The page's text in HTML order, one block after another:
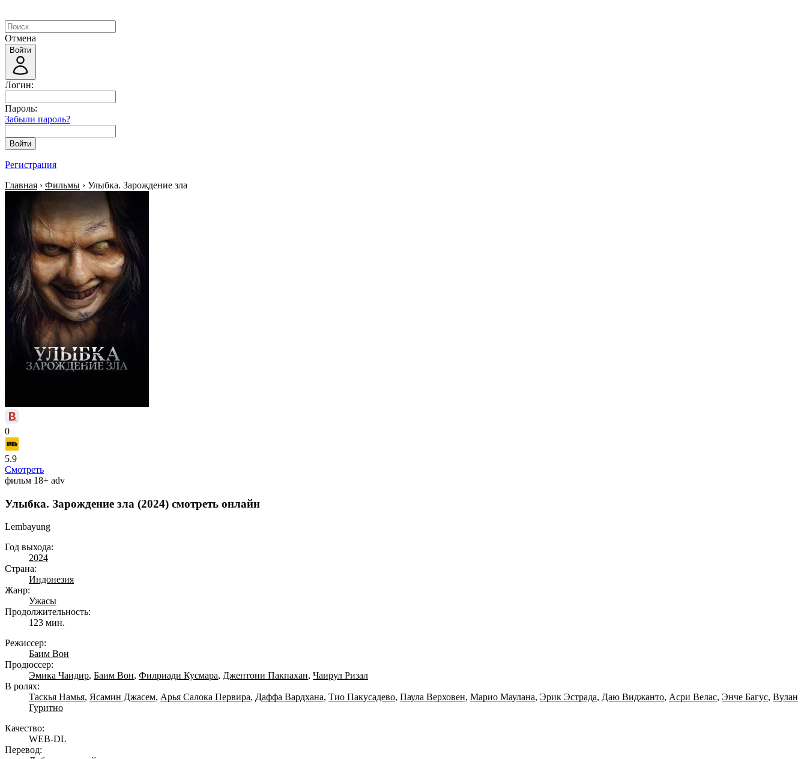
Отмена
Войти
Логин:
Пароль:
Забыли пароль?
Войти
Регистрация
Главная › Фильмы › Улыбка. Зарождение зла
0
5.9
Смотреть
фильм 18+ adv
Улыбка. Зарождение зла (2024) смотреть онлайн
Lembayung
Год выхода:
2024
Страна:
Индонезия
Жанр:
Ужасы
Продолжительность:
123 мин.
Режиссер:
Баим Вон
Продюссер:
Эмика Чаидир, Баим Вон, Филриади Кусмара, Джентони Пакпахан, Чаирул Ризал
В ролях:
Таскья Намья, Ясамин Джасем, Арья Салока Первира, Даффа Вардхана, Тио Пакусадево, Паула Верховен, Марио Маулана, Эрик Эстрада, Даю Виджанто, Асри Велас, Энче Багус, Вулан
Гуритно
Качество:
WEB-DL
Перевод: